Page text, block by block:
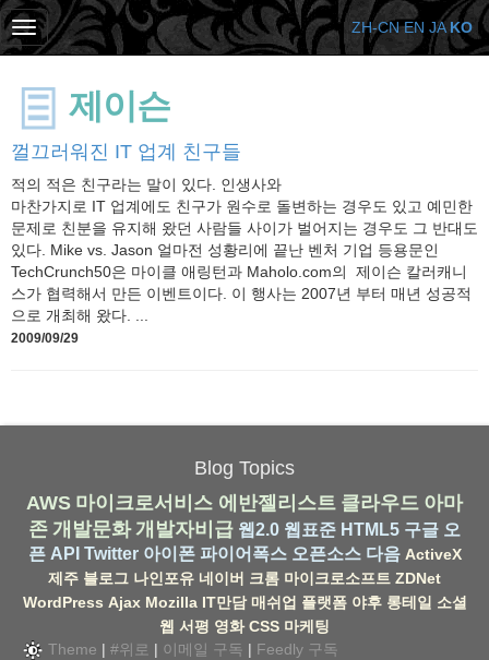
제이슨
껄끄러워진 IT 업계 친구들
적의 적은 친구라는 말이 있다. 인생사와
마찬가지로 IT 업계에도 친구가 원수로 돌변하는 경우도 있고 예민한
문제로 친분을 유지해 왔던 사람들 사이가 벌어지는 경우도 그 반대도
있다. Mike vs. Jason 얼마전 성황리에 끝난 벤처 기업 등용문인
TechCrunch50은 마이클 애링턴과 Maholo.com의 제이슨 칼러캐니
스가 협력해서 만든 이벤트이다. 이 행사는 2007년 부터 매년 성공적
으로 개최해 왔다. ...
2009/09/29
Blog Topics
AWS 마이크로서비스 에반젤리스트 클라우드 아마
존 개발문화 개발자비급 웹2.0 웹표준 HTML5 구글 오
픈 API Twitter 아이폰 파이어폭스 오픈소스 다음 ActiveX
제주 블로그 나인포유 네이버 크롬 마이크로소프트 ZDNet
WordPress Ajax Mozilla IT만담 매쉬업 플랫폼 야후 롱테일 소셜
웹 서평 영화 CSS 마케팅
Theme | #위로 | 이메일 구독 | Feedly 구독
ZH-CN EN JA KO